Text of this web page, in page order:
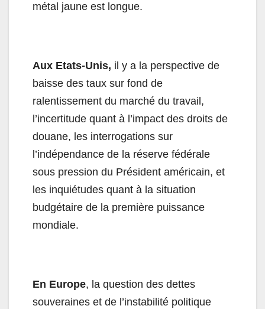
métal jaune est longue.
Aux Etats-Unis, il y a la perspective de
baisse des taux sur fond de
ralentissement du marché du travail,
l’incertitude quant à l’impact des droits de
douane, les interrogations sur
l’indépendance de la réserve fédérale
sous pression du Président américain, et
les inquiétudes quant à la situation
budgétaire de la première puissance
mondiale.
En Europe, la question des dettes
souveraines et de l’instabilité politique